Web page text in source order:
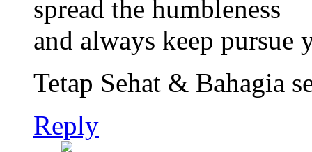
spread the humbleness
and always keep
Tetap Sehat & Bahagia
Reply